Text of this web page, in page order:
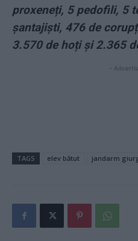
proxeneți, 5 pedofili, 5
șantajiști, 476 de
3.570 de hoți și 2.365
-
TAGS elev bătut jandarm